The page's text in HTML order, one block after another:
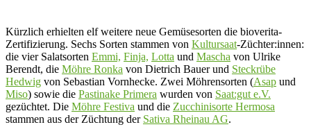
Kürzlich erhielten elf weitere neue Gemüsesorten die bioverita-
Zertifizierung. Sechs Sorten stammen von Kultursaat-Züchter:innen:
die vier Salatsorten Emmi, Finja, Lotta und Mascha von Ulrike
Berendt, die Möhre Ronka von Dietrich Bauer und Steckrübe
Hedwig von Sebastian Vornhecke. Zwei Möhrensorten (Asap und
Miso) sowie die Pastinake Primera wurden von Saat:gut e.V.
gezüchtet. Die Möhre Festiva und die Zucchinisorte Hermosa
stammen aus der Züchtung der Sativa Rheinau AG.